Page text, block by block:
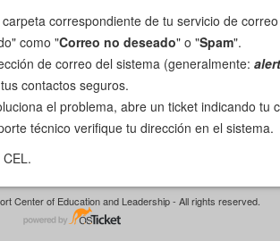
correspondiente de tu servicio de
como "Correo no deseado" o "Spam".
de correo del sistema (generalmente:
contactos seguros.
el problema, abre un ticket indicando tu
técnico verifique tu dirección en el sistema.
Center of Education and Leadership - All rights reserved.